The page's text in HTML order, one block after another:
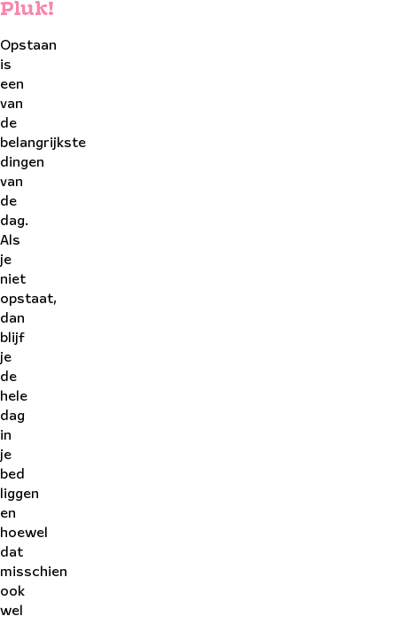
Pluk!
Opstaan
is
een
van
de
belangrijkste
dingen
van
de
dag.
Als
je
niet
opstaat,
dan
blijf
je
de
hele
dag
in
je
bed
liggen
en
hoewel
dat
misschien
ook
wel